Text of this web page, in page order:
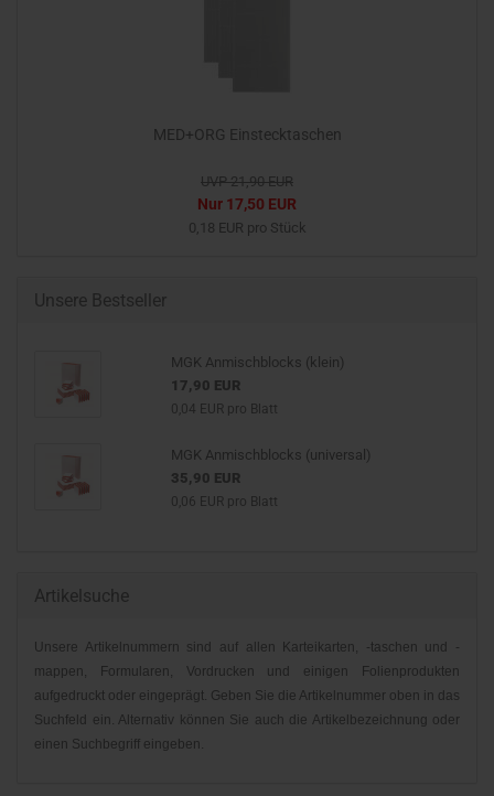
MED+ORG Einstecktaschen
UVP 21,90 EUR
Nur 17,50 EUR
0,18 EUR pro Stück
Unsere Bestseller
MGK Anmischblocks (klein)
17,90 EUR
0,04 EUR pro Blatt
MGK Anmischblocks (universal)
35,90 EUR
0,06 EUR pro Blatt
Artikelsuche
Unsere Artikelnummern sind auf allen Karteikarten, -taschen und -
mappen, Formularen, Vordrucken und einigen Folienprodukten
aufgedruckt oder eingeprägt. Geben Sie die Artikelnummer oben in das
Suchfeld ein. Alternativ können Sie auch die Artikelbezeichnung oder
einen Suchbegriff eingeben.